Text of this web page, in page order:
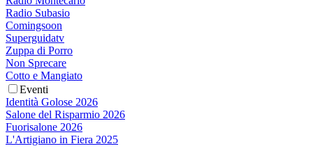
Radio Subasio
Comingsoon
Superguidatv
Zuppa di Porro
Non Sprecare
Cotto e Mangiato
Eventi
Identità Golose 2026
Salone del Risparmio 2026
Fuorisalone 2026
L'Artigiano in Fiera 2025